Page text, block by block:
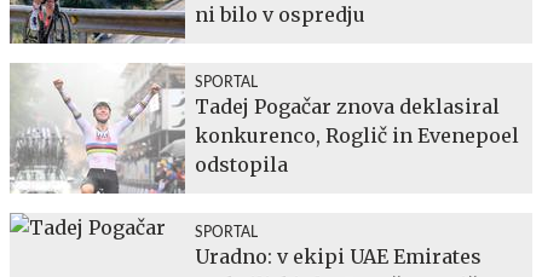
ni bilo v ospredju
SPORTAL
Tadej Pogačar znova deklasiral
konkurenco, Roglič in Evenepoel
odstopila
SPORTAL
Uradno: v ekipi UAE Emirates